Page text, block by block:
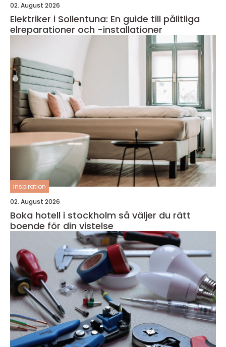
02. August 2026
Elektriker i Sollentuna: En guide till pålitliga
elreparationer och -installationer
inspiration
02. August 2026
Boka hotell i stockholm så väljer du rätt
boende för din vistelse